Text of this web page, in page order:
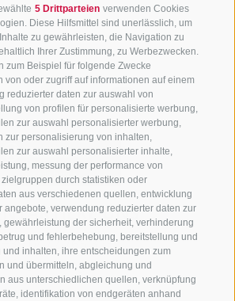
5 Drittparteien verwenden Cookies
Diese Hilfsmittel sind unerlässlich, um
zu gewährleisten, die Navigation zu
Ihrer Zustimmung, zu Werbezwecken.
zum Beispiel für folgende Zwecke
von oder zugriff auf informationen auf einem
reduzierter daten zur auswahl von
von profilen für personalisierte werbung,
zur auswahl personalisierter werbung,
zur personalisierung von inhalten,
zur auswahl personalisierter inhalte,
messung der performance von
durch statistiken oder
aus verschiedenen quellen, entwicklung
angebote, verwendung reduzierter daten zur
gewährleistung der sicherheit, verhinderung
und fehlerbehebung, bereitstellung und
inhalten, ihre entscheidungen zum
und übermitteln, abgleichung und
aus unterschiedlichen quellen, verknüpfung
identifikation von endgeräten anhand
UNS
+39 0472 765 325
info@sterzing.com